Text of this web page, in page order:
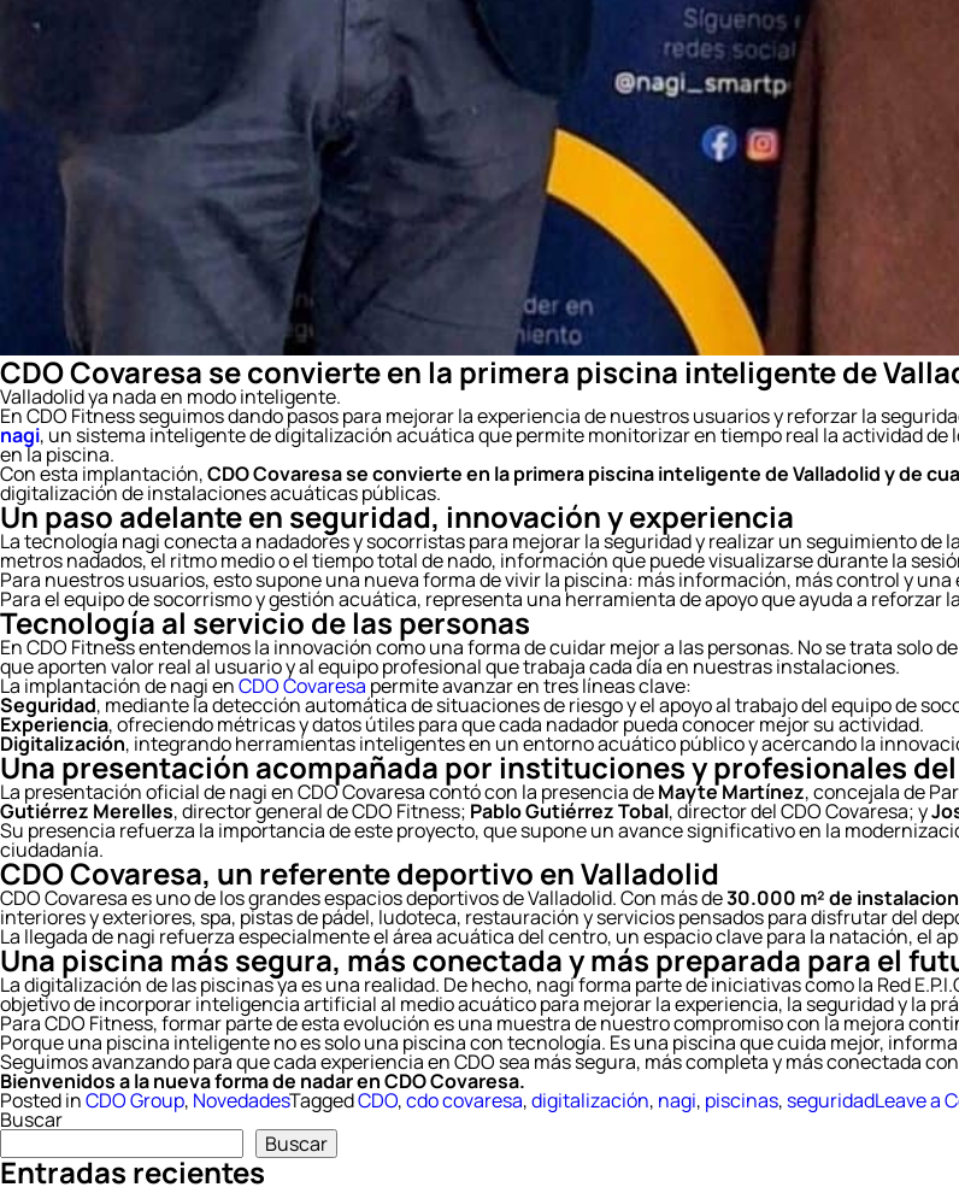
CDO Covaresa se convierte en la primera piscina inteligente de
Valladolid ya nada en modo inteligente.
En CDO Fitness seguimos dando pasos para mejorar la experiencia de nuestros usuarios y reforzar la
nagi, un sistema inteligente de digitalización acuática que permite monitorizar en tiempo real la actividad
en la piscina.
Con esta implantación,CDO Covaresa se convierte en la primera piscina inteligente de Valladolid y de
digitalización de instalaciones acuáticas públicas.
Un paso adelante en seguridad, innovación y experiencia
La tecnología nagi conecta a nadadores y socorristas para mejorar la seguridad y realizar un seguimiento
metros nadados, el ritmo medio o el tiempo total de nado, información que puede visualizarse durante la
Para nuestros usuarios, esto supone una nueva forma de vivir la piscina: más información, más control y
Para el equipo de socorrismo y gestión acuática, representa una herramienta de apoyo que ayuda a
Tecnología al servicio de las personas
En CDO Fitness entendemos la innovación como una forma de cuidar mejor a las personas. No se trata
que aporten valor real al usuario y al equipo profesional que trabaja cada día en nuestras instalaciones.
La implantación de nagi enCDO Covaresa permite avanzar en tres líneas clave:
Seguridad, mediante la detección automática de situaciones de riesgo y el apoyo al trabajo del equipo de
Experiencia, ofreciendo métricas y datos útiles para que cada nadador pueda conocer mejor su actividad.
Digitalización, integrando herramientas inteligentes en un entorno acuático público y acercando la
Una presentación acompañada por instituciones y profesionales
La presentación oficial de nagi en CDO Covaresa contó con la presencia deMayte Martínez, concejala de
Gutiérrez Merelles, director general de CDO Fitness; Pablo Gutiérrez Tobal, director del CDO Covaresa; y
Su presencia refuerza la importancia de este proyecto, que supone un avance significativo en la
ciudadanía.
CDO Covaresa, un referente deportivo en Valladolid
CDO Covaresa es uno de los grandes espacios deportivos de Valladolid. Con más de30.000 m² de
interiores y exteriores, spa, pistas de pádel, ludoteca, restauración y servicios pensados para disfrutar del
La llegada de nagi refuerza especialmente el área acuática del centro, un espacio clave para la natación, el
Una piscina más segura, más conectada y más preparada para el
La digitalización de las piscinas ya es una realidad. De hecho, nagi forma parte de iniciativas como la Red
objetivo de incorporar inteligencia artificial al medio acuático para mejorar la experiencia, la seguridad y la
Para CDO Fitness, formar parte de esta evolución es una muestra de nuestro compromiso con la mejora
Porque una piscina inteligente no es solo una piscina con tecnología. Es una piscina que cuida mejor,
Seguimos avanzando para que cada experiencia en CDO sea más segura, más completa y más conectada
Bienvenidos a la nueva forma de nadar en CDO Covaresa.
Posted inCDO Group, NovedadesTaggedCDO,cdo covaresa,digitalización, nagi, piscinas, seguridadLeave a
Buscar
Buscar
Entradas recientes